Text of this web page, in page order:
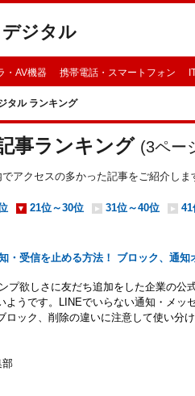
デジタル
・AV機器 携帯電話・スマートフォン
タル ランキング
事ランキング (3ペー
でアクセスの多かった記事をご紹介しま
21位～30位 31位～40位 41
・受信を止める方法！ ブロック、通知
プ欲しさに友だち追加をした企業の公
ようです。LINEでいらない通知・メッ
ック、削除の違いに注意して使い分け
部